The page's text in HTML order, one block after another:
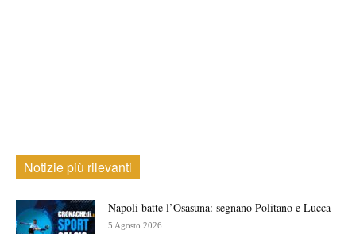
Notizie più rilevanti
Napoli batte l’Osasuna: segnano Politano e Lucca
5 Agosto 2026